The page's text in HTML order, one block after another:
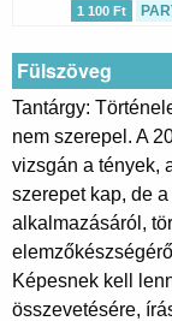
1 100 Ft
Fülszöveg
Tantárgy:
nem szerepel. A
vizsgán a tények,
szerepet kap, de
alkalmazásáról,
Képesnek kell
összevetésére,